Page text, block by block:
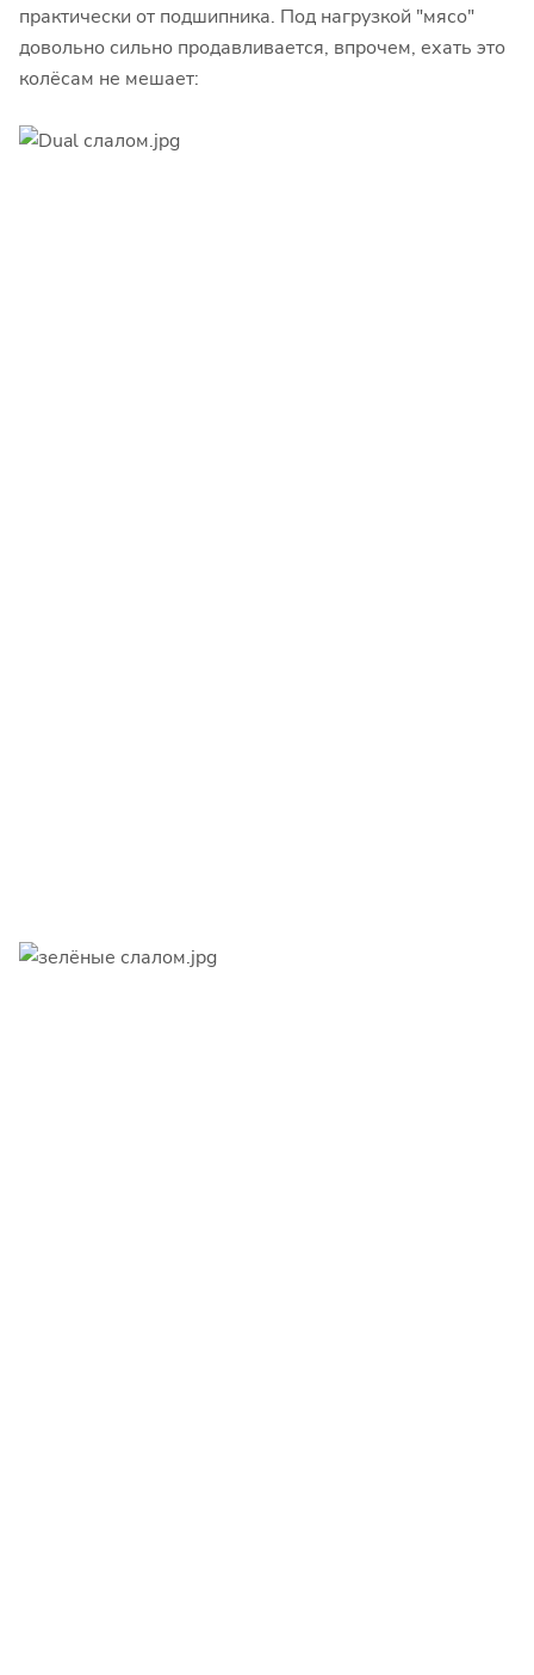
практически от подшипника. Под нагрузкой "мясо"
довольно сильно продавливается, впрочем, ехать это
колёсам не мешает: